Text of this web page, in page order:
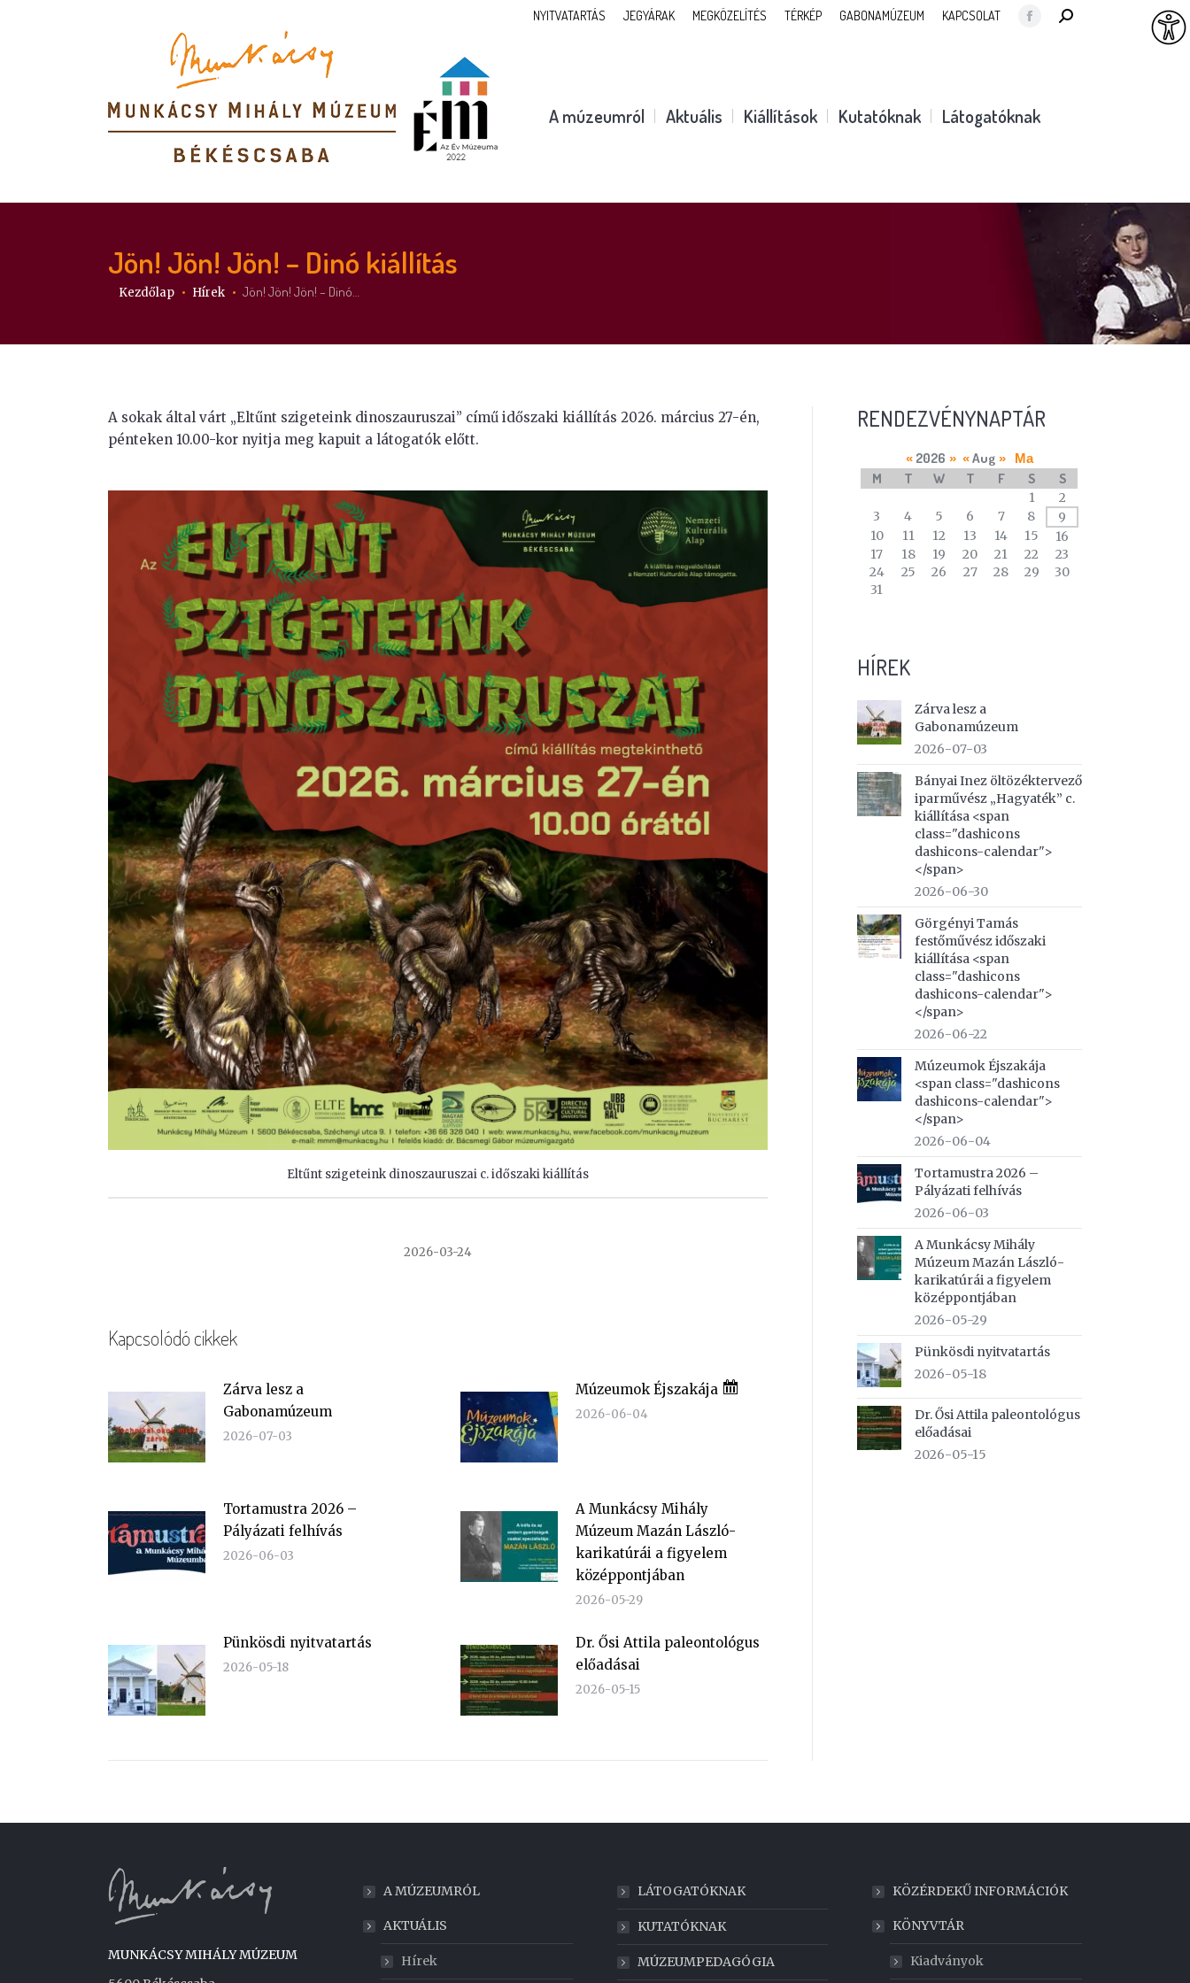
NYITVATARTÁS JEGYÁRAK MEGKÖZELÍTÉS TÉRKÉP GABONAMÚZEUM KAPCSOLAT
Facebook
new
SEARCH:
A múzeumról Aktuális Kiállítások Kutatóknak Látogatóknak
Jön! Jön! Jön! – Dinó kiállítás
Itt vagy:
Kezdőlap Hírek Jön! Jön! Jön! – Dinó…
A sokak által várt „Eltűnt szigeteink dinoszauruszai” című időszaki kiállítás 2026. március 27-én,
pénteken 10.00-kor nyitja meg kapuit a látogatók előtt.
Eltűnt szigeteink dinoszauruszai c. időszaki kiállítás
2026-03-24
Kapcsolódó cikkek
Zárva lesz a
Gabonamúzeum
2026-07-03
Múzeumok Éjszakája
2026-06-04
Tortamustra 2026 –
Pályázati felhívás
2026-06-03
A Munkácsy Mihály
Múzeum Mazán László-
karikatúrái a figyelem
középpontjában
2026-05-29
Pünkösdi nyitvatartás
2026-05-18
Dr. Ősi Attila paleontológus
előadásai
2026-05-15
RENDEZVÉNYNAPTÁR
calendar
of
events
« 2026 » « Aug » Ma
M T W T F S S
1
2
3
4 5 6 7 8
9
10
11 12 13 14 15
16
17
18 19 20 21 22
23
24
25 26 27 28 29
30
31
HÍREK
Zárva lesz a
Gabonamúzeum
2026-07-03
Bányai Inez öltözéktervező
iparművész „Hagyaték” c.
kiállítása <span
class="dashicons
dashicons-calendar">
</span>
2026-06-30
Görgényi Tamás
festőművész időszaki
kiállítása <span
class="dashicons
dashicons-calendar">
</span>
2026-06-22
Múzeumok Éjszakája
<span class="dashicons
dashicons-calendar">
</span>
2026-06-04
Tortamustra 2026 –
Pályázati felhívás
2026-06-03
A Munkácsy Mihály
Múzeum Mazán László-
karikatúrái a figyelem
középpontjában
2026-05-29
Pünkösdi nyitvatartás
2026-05-18
Dr. Ősi Attila paleontológus
előadásai
2026-05-15
MUNKÁCSY MIHÁLY MÚZEUM
A MÚZEUMRÓL
AKTUÁLIS
Hírek
LÁTOGATÓKNAK
KUTATÓKNAK
MÚZEUMPEDAGÓGIA
KÖZÉRDEKŰ INFORMÁCIÓK
KÖNYVTÁR
Kiadványok